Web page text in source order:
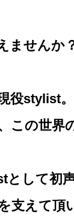
ませんか
役stylist
この世界
として初
支えて頂